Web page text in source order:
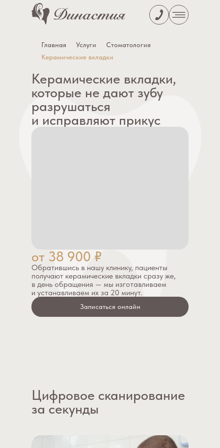
Обратившись в нашу клинику, пациенты
получают керамические вкладки сразу же,
в день обращения — мы изготавливаем
и устанавливаем их за 20 минут.
Записаться онлайн
Главная Услуги
Стоматология
Керамические вкладки